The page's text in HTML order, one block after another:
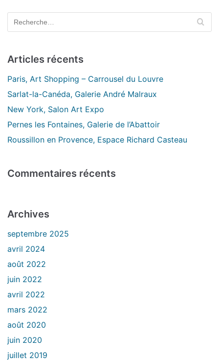
Articles récents
Paris, Art Shopping – Carrousel du Louvre
Sarlat-la-Canéda, Galerie André Malraux
New York, Salon Art Expo
Pernes les Fontaines, Galerie de l’Abattoir
Roussillon en Provence, Espace Richard Casteau
Commentaires récents
Archives
septembre 2025
avril 2024
août 2022
juin 2022
avril 2022
mars 2022
août 2020
juin 2020
juillet 2019